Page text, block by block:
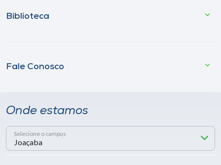
Biblioteca
Fale Conosco
Onde estamos
Selecione o campus